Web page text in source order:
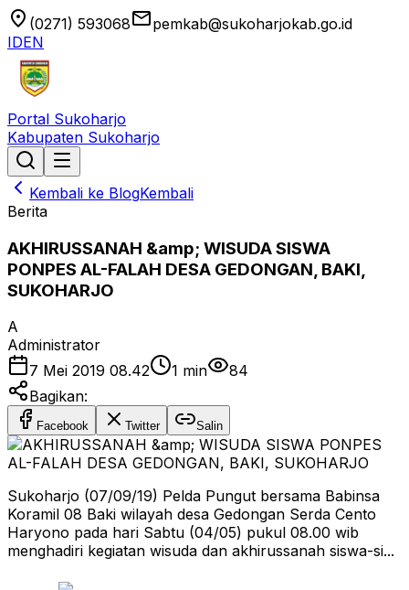
location_on (0271) 593068emailpemkab@sukoharjokab.go.id
IDEN
Portal Sukoharjo
Kabupaten Sukoharjo
Kembali ke BlogKembali
Berita
AKHIRUSSANAH &amp; WISUDA SISWA
PONPES AL-FALAH DESA GEDONGAN, BAKI,
SUKOHARJO
A
Administrator
7 Mei 2019 08.42
1 min
84
Bagikan:
Facebook Twitter Salin
Sukoharjo (07/09/19) Pelda Pungut bersama Babinsa
Koramil 08 Baki wilayah desa Gedongan Serda Cento
Haryono pada hari Sabtu (04/05) pukul 08.00 wib
menghadiri kegiatan wisuda dan akhirussanah siswa-si...